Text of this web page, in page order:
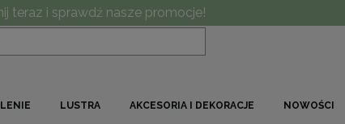
teraz i sprawdź nasze promocje!
LUSTRA AKCESORIA I DEKORACJE NOWOŚCI